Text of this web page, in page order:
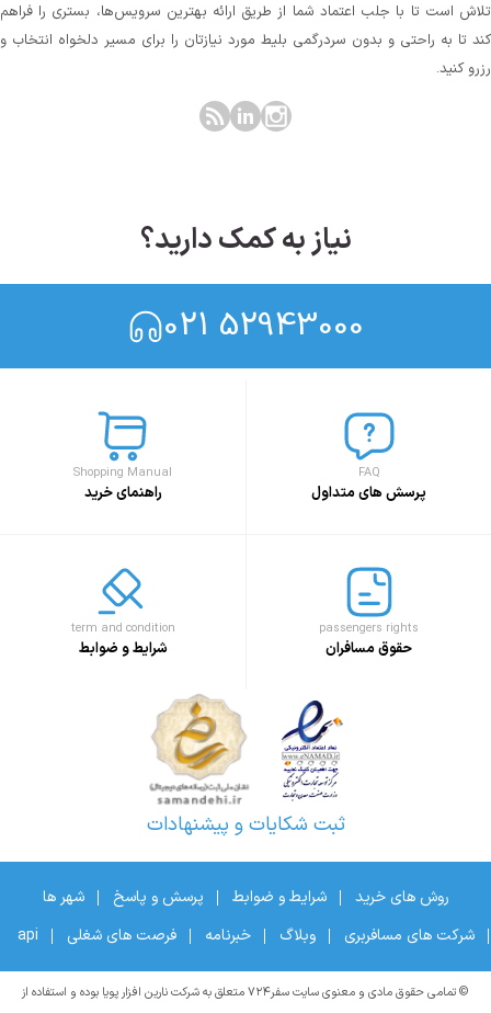
تلاش است تا با جلب اعتماد شما از طریق ارائه بهترین سرویس‌ها، بستری را فراهم
کند تا به راحتی و بدون سردرگمی بلیط مورد نیازتان را برای مسیر دلخواه انتخاب و
رزرو کنید.
نیاز به کمک دارید؟
021 52943000
FAQ
پرسش های متداول
Shopping Manual
راهنمای خرید
passengers rights
حقوق مسافران
term and condition
شرایط و ضوابط
ثبت شکایات و پیشنهادات
روش های خرید شرایط و ضوابط پرسش و پاسخ
شهر ها
شرکت های مسافربری
وبلاگ خبرنامه فرصت های شغلی api
© تمامی حقوق مادی و معنوی سایت سفر۷۲۴ متعلق به شرکت نارین افزار پویا بوده و استفاده از